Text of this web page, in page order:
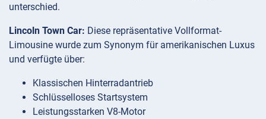
unterschied.
Lincoln Town Car: Diese repräsentative Vollformat-
Limousine wurde zum Synonym für amerikanischen Luxus
und verfügte über:
Klassischen Hinterradantrieb
Schlüsselloses Startsystem
Leistungsstarken V8-Motor